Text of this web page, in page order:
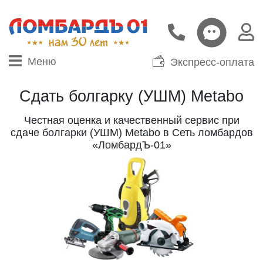
Меню Экспресс-оплата
Сдать болгарку (УШМ) Metabo
Честная оценка и качественный сервис при
сдаче болгарки (УШМ) Metabo в Сеть ломбардов
«ЛомбардЪ-01»